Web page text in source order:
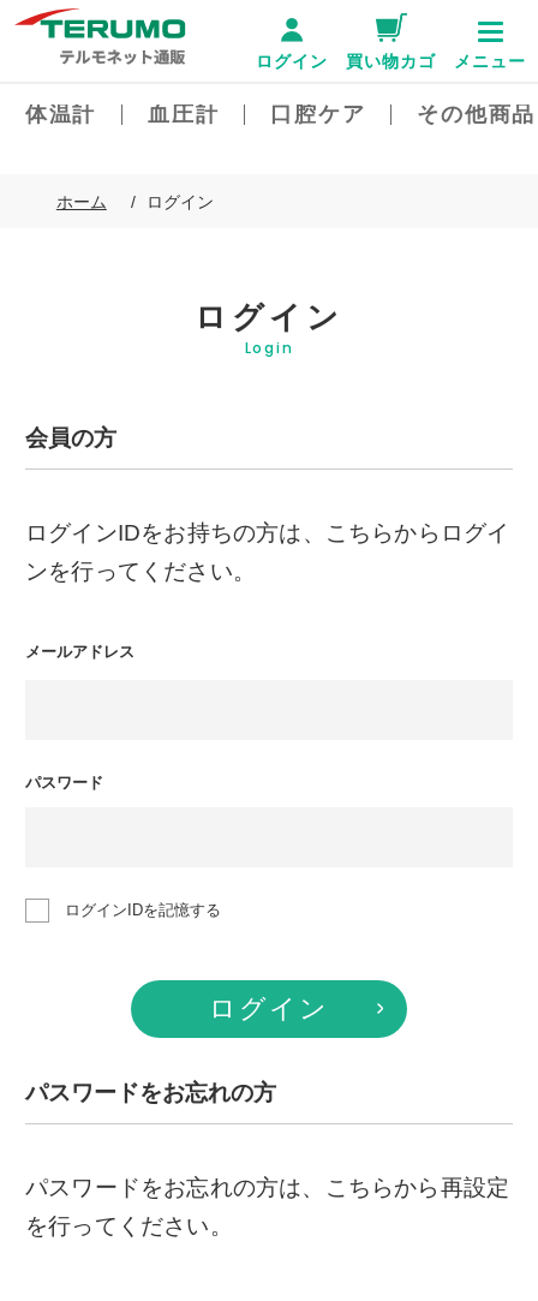
体温計 血圧計 口腔ケア その他商
ログイン 買い物カゴ メニュー
ホーム ログイン
ログイン
Login
会員の方
ログインIDをお持ちの方は、こちらからログイ
ンを行ってください。
メールアドレス
パスワード
ログインIDを記憶する
ログイン
パスワードをお忘れの方
パスワードをお忘れの方は、こちらから再設定
を行ってください。